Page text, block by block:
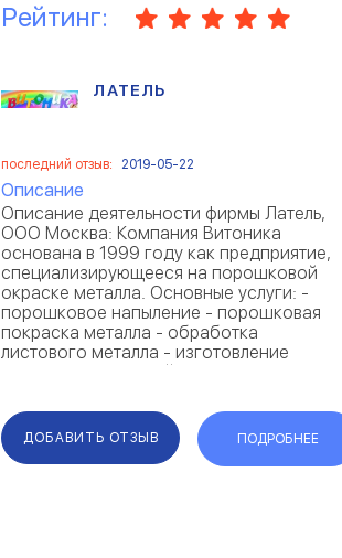
Рейтинг:
ЛАТЕЛЬ
последний отзыв: 2019-05-22
Описание
Описание деятельности фирмы Латель,
ООО Москва: Компания Витоника
основана в 1999 году как предприятие,
специализирующееся на порошковой
окраске металла. Основные услуги: -
порошковое напыление - порошковая
покраска металла - обработка
листового металла - изготовление
металлоконструкций. Порошковая
ДОБАВИТЬ ОТЗЫВ ПОДРОБНЕЕ